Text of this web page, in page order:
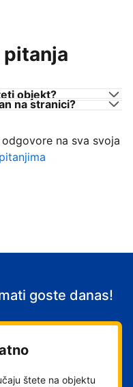
pitanja
objekt?
na stranici?
na sva svoja
goste danas!
štete na objektu